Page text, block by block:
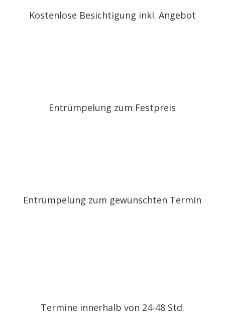
Kostenlose Besichtigung inkl. Angebot
Entrümpelung zum Festpreis
Entrümpelung zum gewünschten Termin
Termine innerhalb von 24-48 Std.